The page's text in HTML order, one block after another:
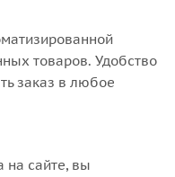
товаров. Удобство
заказ в любое
на сайте, вы